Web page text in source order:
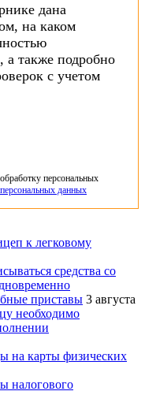
дана
на каком
а также подробно
с учетом
персональных
данных
к легковому
средства со
приставы 3 августа
необходимо
на карты физических
налогового